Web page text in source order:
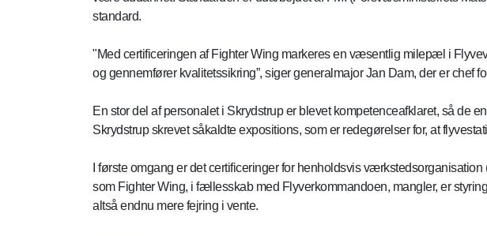
standard.
"Med certificeringen af Fighter Wing markeres en væsentlig milepæl i
og gennemfører kvalitetssikring”, siger generalmajor Jan Dam, der er chef
En stor del af personalet i Skrydstrup er blevet kompetenceafklaret, så de
Skrydstrup skrevet såkaldte expositions, som er redegørelser for, at
I første omgang er det certificeringer for henholdsvis
som Fighter Wing, i fællesskab med Flyverkommandoen, mangler, er
altså endnu mere fejring i vente.